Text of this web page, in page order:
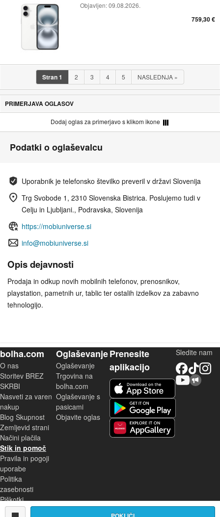
Objavljen:09.08.2026.
759,30 €
Stran1 2 3 4 5 NASLEDNJA »
PRIMERJAVA OGLASOV
Dodaj oglas za primerjavo s klikom ikone
Podatki o oglaševalcu
Uporabnik je telefonsko številko preveril v državi Slovenija
Trg Svobode 1, 2310 Slovenska Bistrica. Poslujemo tudi v
Celju in Ljubljani., Podravska, Slovenija
https://mobiuniverse.si
info@mobiuniverse.si
Opis dejavnosti
Prodaja in odkup novih mobilnih telefonov, prenosnikov,
playstation, pametnih ur, tablic ter ostalih izdelkov za zabavno
tehnologijo.
bolha.com
O nas
Storitev BREZ
SKRBI
Nasveti za varen
nakup
Blog Skupnost
Zemljevid strani
Načini plačila
Stik in pomoč
Pravila in pogoji
uporabe
Politika
zasebnosti
Piškotki
Oglaševanje
Oglaševanje
Trgovina na
bolha.com
Oglaševanje s
pasicami
Objavite oglas
Prenesite
aplikacijo
Sledite nam